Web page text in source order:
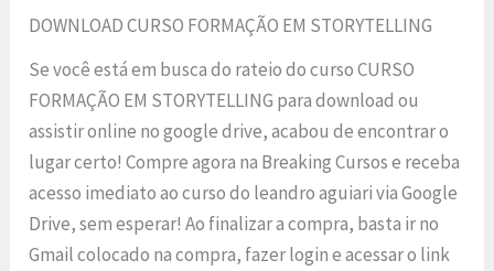
DOWNLOAD CURSO FORMAÇÃO EM STORYTELLING
Se você está em busca do rateio do curso CURSO
FORMAÇÃO EM STORYTELLING para download ou
assistir online no google drive, acabou de encontrar o
lugar certo! Compre agora na Breaking Cursos e receba
acesso imediato ao curso do leandro aguiari via Google
Drive, sem esperar! Ao finalizar a compra, basta ir no
Gmail colocado na compra, fazer login e acessar o link